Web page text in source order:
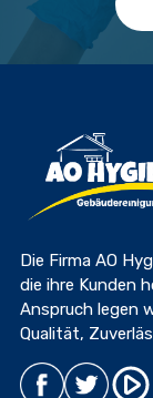
Die Firma AO
die ihre Kunden
Anspruch legen
Qualität,